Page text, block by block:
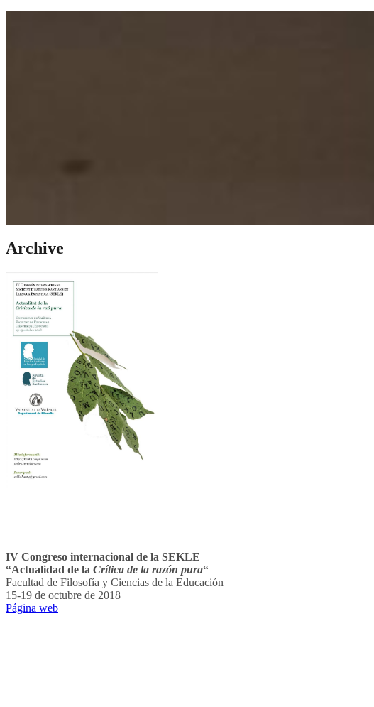
Archive
IV Congreso internacional de la SEKLE
“Actualidad de la Crítica de la razón pura“
Facultad de Filosofía y Ciencias de la Educación
15-19 de octubre de 2018
Página web